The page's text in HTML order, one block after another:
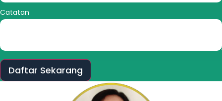
Catatan
Daftar Sekarang